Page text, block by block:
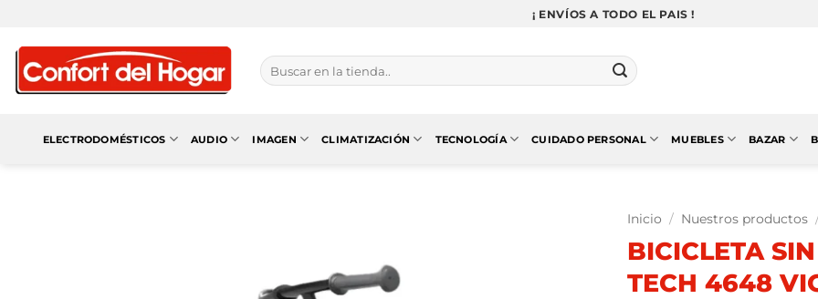
contenido
¡ ENVÍOS A TODO EL PAIS !
Buscar
por:
ELECTRODOMÉSTICOS AUDIO IMAGEN CLIMATIZACIÓN TECNOLOGÍA CUIDADO PERSONAL MUEBLES BAZAR
Inicio / Nuestros productos
BICICLETA
TECH 4648